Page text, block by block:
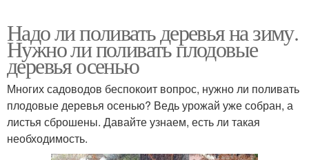
Надо ли поливать деревья на зиму.
Нужно ли поливать плодовые
деревья осенью
Многих садоводов беспокоит вопрос, нужно ли поливать
плодовые деревья осенью? Ведь урожай уже собран, а
листья сброшены. Давайте узнаем, есть ли такая
необходимость.